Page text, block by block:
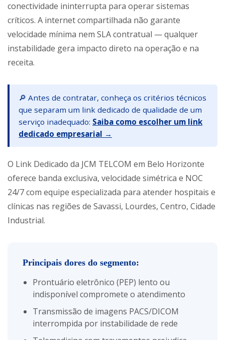
conectividade ininterrupta para operar sistemas
críticos. A internet compartilhada não garante
velocidade mínima nem SLA contratual — qualquer
instabilidade gera impacto direto na operação e na
receita.
🔎 Antes de contratar, conheça os critérios técnicos
que separam um link dedicado de qualidade de um
serviço inadequado: Saiba como escolher um link
dedicado empresarial →
O Link Dedicado da JCM TELCOM em Belo Horizonte
oferece banda exclusiva, velocidade simétrica e NOC
24/7 com equipe especializada para atender hospitais e
clínicas nas regiões de Savassi, Lourdes, Centro, Cidade
Industrial.
Principais dores do segmento:
Prontuário eletrônico (PEP) lento ou
indisponível compromete o atendimento
Transmissão de imagens PACS/DICOM
interrompida por instabilidade de rede